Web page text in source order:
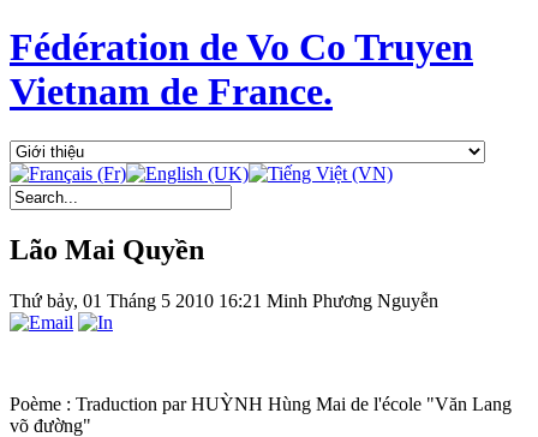
Fédération de Vo Co Truyen
Vietnam de France.
Lão Mai Quyền
Thứ bảy, 01 Tháng 5 2010 16:21 Minh Phương Nguyễn
Poème : Traduction par HUỲNH Hùng Mai de l'école "Văn Lang
võ đường"